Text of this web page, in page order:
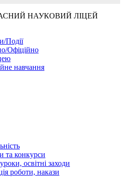
НАУКОВИЙ ЛІЦЕЙ
Події
Офіційно
навчання
та конкурси
освітні заходи
роботи, накази